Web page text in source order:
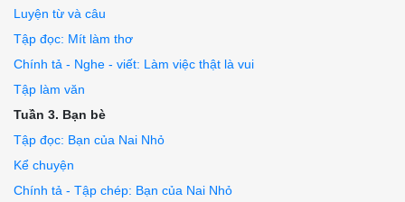
Luyện từ và câu
Tập đọc: Mít làm thơ
Chính tả - Nghe - viết: Làm việc thật là vui
Tập làm văn
Tuần 3. Bạn bè
Tập đọc: Bạn của Nai Nhỏ
Kể chuyện
Chính tả - Tập chép: Bạn của Nai Nhỏ